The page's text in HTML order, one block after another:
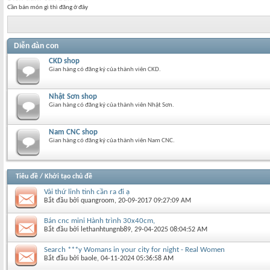
Cần bán món gì thì đăng ở đây
Diễn đàn con
CKD shop
Gian hàng có đăng ký của thành viên CKD.
Nhật Sơn shop
Gian hàng có đăng ký của thành viên Nhật Sơn.
Nam CNC shop
Gian hàng có đăng ký của thành viên Nam CNC.
Tiêu đề / Khởi tạo chủ đề
Vài thứ linh tinh cần ra đi ạ
Bắt đầu bởi quangroom‎, 20-09-2017 09:27:09 AM
Bán cnc mini Hành trình 30x40cm,
Bắt đầu bởi lethanhtungnb89‎, 29-04-2025 08:04:52 AM
Search ***y Womans in your city for night - Real Women
Bắt đầu bởi baole‎, 04-11-2024 05:36:58 AM